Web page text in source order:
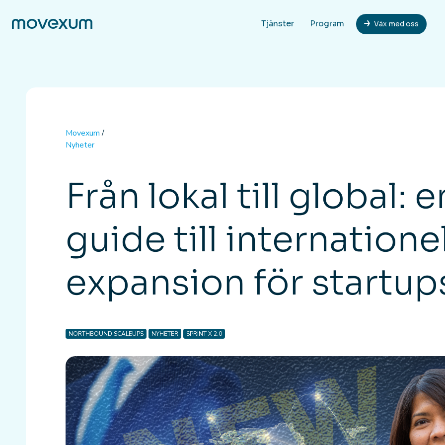
Tjänster Program Väx med oss
Movexum/
Nyheter
Från lokal till global:
guide till
expansion för
NORTHBOUND SCALEUPS NYHETER SPRINT X 2.0